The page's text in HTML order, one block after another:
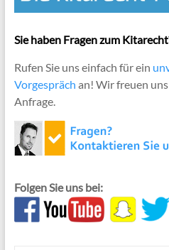
Sie haben Fragen zum
Rufen Sie uns einfach für ein
Vorgespräch an! Wir freuen
Anfrage.
Folgen Sie uns bei: